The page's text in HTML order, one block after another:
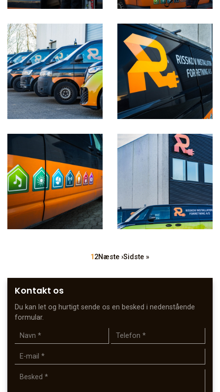
Side
1Side
2Næste
Næste ›Sidste
Sidste »
Kontakt os
Du kan let og hurtigt sende os en besked i nedenstående
formular.